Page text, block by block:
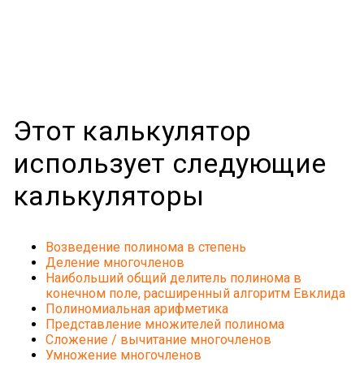
Этот калькулятор
использует следующие
калькуляторы
Возведение полинома в степень
Деление многочленов
Наибольший общий делитель полинома в
конечном поле, расширенный алгоритм Евклида
Полиномиальная арифметика
Представление множителей полинома
Сложение / вычитание многочленов
Умножение многочленов